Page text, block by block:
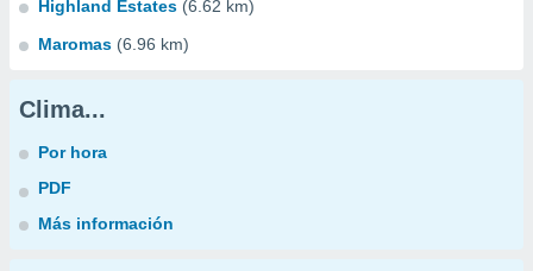
Highland Estates (6.62 km)
Maromas (6.96 km)
Clima...
Por hora
PDF
Más información